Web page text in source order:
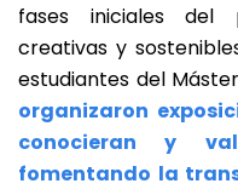
fases iniciales del
creativas y
estudiantes del
organizaron
conocieran y
fomentando la